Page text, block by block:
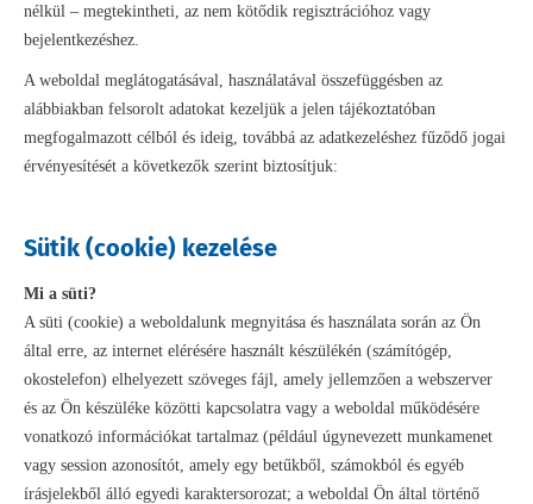
nélkül – megtekintheti, az nem kötődik regisztrációhoz vagy
bejelentkezéshez.
A weboldal meglátogatásával, használatával összefüggésben az
alábbiakban felsorolt adatokat kezeljük a jelen tájékoztatóban
megfogalmazott célból és ideig, továbbá az adatkezeléshez fűződő jogai
érvényesítését a következők szerint biztosítjuk:
Sütik (cookie) kezelése
Mi a süti?
A süti (cookie) a weboldalunk megnyitása és használata során az Ön
által erre, az internet elérésére használt készülékén (számítógép,
okostelefon) elhelyezett szöveges fájl, amely jellemzően a webszerver
és az Ön készüléke közötti kapcsolatra vagy a weboldal működésére
vonatkozó információkat tartalmaz (például úgynevezett munkamenet
vagy session azonosítót, amely egy betűkből, számokból és egyéb
írásjelekből álló egyedi karaktersorozat; a weboldal Ön által történő